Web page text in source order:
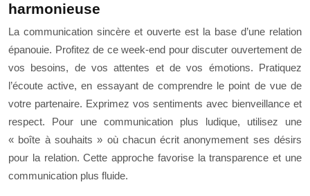
harmonieuse
La communication sincère et ouverte est la base d’une relation
épanouie. Profitez de ce week-end pour discuter ouvertement de
vos besoins, de vos attentes et de vos émotions. Pratiquez
l’écoute active, en essayant de comprendre le point de vue de
votre partenaire. Exprimez vos sentiments avec bienveillance et
respect. Pour une communication plus ludique, utilisez une
« boîte à souhaits » où chacun écrit anonymement ses désirs
pour la relation. Cette approche favorise la transparence et une
communication plus fluide.